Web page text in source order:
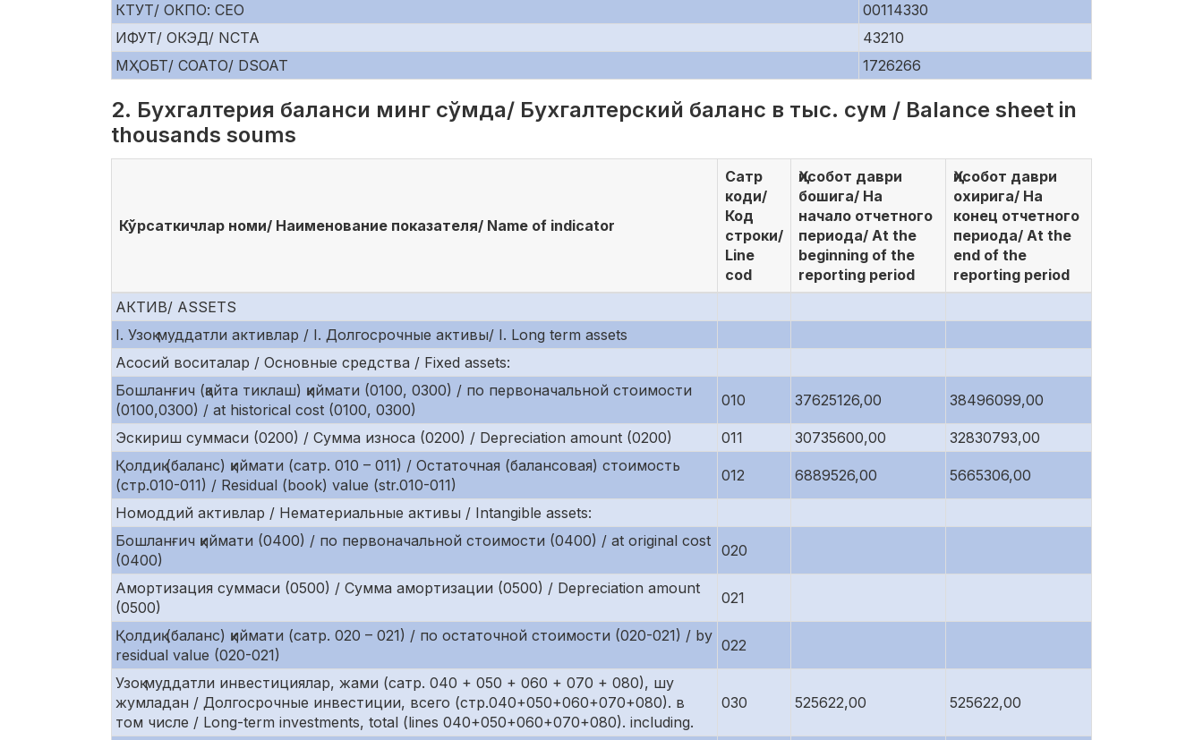
КТУТ/ ОКПО: CEO
00114330
ИФУТ/ ОКЭД/ NCTA
43210
МҲОБТ/ СОАТО/ DSOAT
1726266
2. Бухгалтерия баланси минг сўмда/ Бухгалтерский баланс в тыс. сум / Balance sheet in
thousands soums
Кўрсаткичлар номи/ Наименование показателя/ Name of indicator
Сатр
коди/
Код
строки/
Line
cod
Ҳисобот даври
бошига/ На
начало отчетного
периода/ At the
beginning of the
reporting period
Ҳисобот даври
охирига/ На
конец отчетного
периода/ At the
end of the
reporting period
АКТИВ/ ASSETS
I. Узоқ муддатли активлар / I. Долгосрочные активы/ I. Long term assets
Асосий воситалар / Основные средства / Fixed assets:
Бошланғич (қайта тиклаш) қиймати (0100, 0300) / по первоначальной стоимости
(0100,0300) / at historical cost (0100, 0300)
010 37625126,00 38496099,00
Эскириш суммаси (0200) / Сумма износа (0200) / Depreciation amount (0200) 011 30735600,00
32830793,00
Қолдиқ (баланс) қиймати (сатр. 010 – 011) / Остаточная (балансовая) стоимость
(стр.010-011) / Residual (book) value (str.010-011)
012 6889526,00 5665306,00
Номоддий активлар / Нематериальные активы / Intangible assets:
Бошланғич қиймати (0400) / по первоначальной стоимости (0400) / at original cost
(0400)
020
Амортизация суммаси (0500) / Сумма амортизации (0500) / Depreciation amount
(0500)
021
Қолдиқ (баланс) қиймати (сатр. 020 – 021) / по остаточной стоимости (020-021) / by
residual value (020-021)
022
Узоқ муддатли инвестициялар, жами (сатр. 040 + 050 + 060 + 070 + 080), шу
жумладан / Долгосрочные инвестиции, всего (стр.040+050+060+070+080). в
том числе / Long-term investments, total (lines 040+050+060+070+080). including.
030 525622,00 525622,00